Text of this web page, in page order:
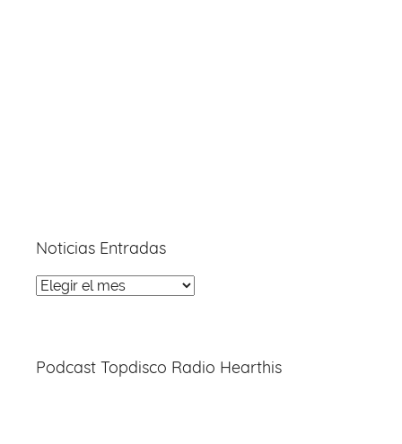
Noticias Entradas
Noticias
Podcast Topdisco Radio Hearthis